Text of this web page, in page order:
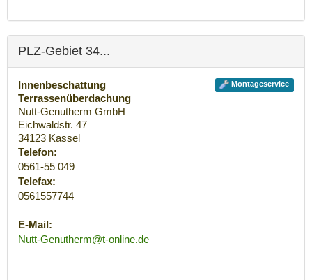
PLZ-Gebiet 34...
Montageservice
Innenbeschattung
Terrassenüberdachung
Nutt-Genutherm GmbH
Eichwaldstr. 47
34123 Kassel
Telefon:
0561-55 049
Telefax:
0561557744
E-Mail:
Nutt-Genutherm@t-online.de